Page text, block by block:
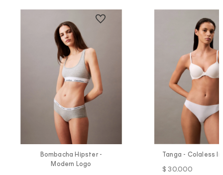
Bombacha Hipster -
Modern Logo
Tanga - Colaless
$ 30.000